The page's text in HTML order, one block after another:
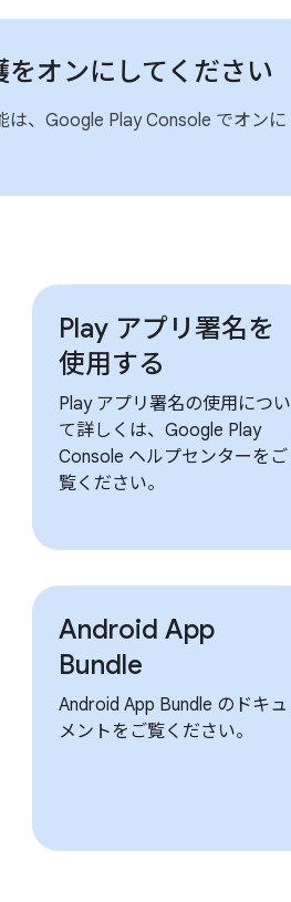
をオンにしてください
は、Google Play Console でオンに
Play アプリ署名を
使用する
Play アプリ署名の使用につい
て詳しくは、Google Play
Console ヘルプセンターをご
覧ください。
Android App
Bundle
Android App Bundle のドキュ
メントをご覧ください。